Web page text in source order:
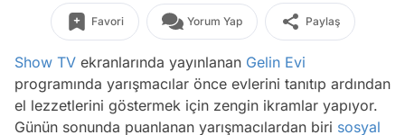
Favori Yorum Yap Paylaş
Show TV ekranlarında yayınlanan Gelin Evi
programında yarışmacılar önce evlerini tanıtıp ardından
el lezzetlerini göstermek için zengin ikramlar yapıyor.
Günün sonunda puanlanan yarışmacılardan biri sosyal